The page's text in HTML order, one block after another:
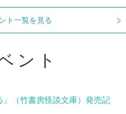
ト一覧を見る
ント
（竹書房怪談文庫）発売記